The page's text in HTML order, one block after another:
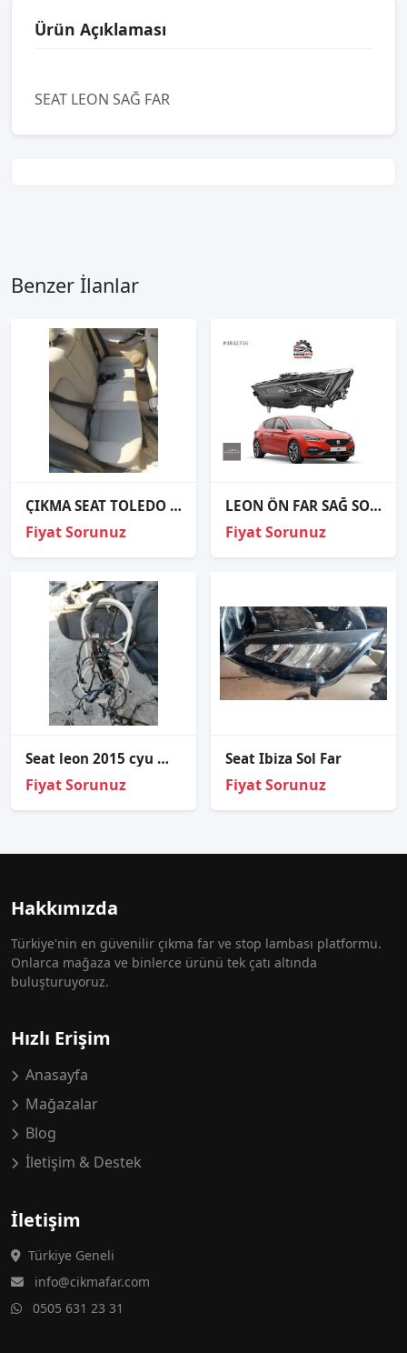
Ürün Açıklaması
SEAT LEON SAĞ FAR
Benzer İlanlar
ÇIKMA SEAT TOLEDO ARKA KOLTUK
Fiyat Sorunuz
LEON ÖN FAR SAĞ SOL LED 2020 2021 2022 2023 / SIFIR VALEO
Fiyat Sorunuz
Seat leon 2015 cyu motor ön dış tesisat
Fiyat Sorunuz
Seat Ibiza Sol Far
Fiyat Sorunuz
Hakkımızda
Türkiye'nin en güvenilir çıkma far ve stop lambası platformu.
Onlarca mağaza ve binlerce ürünü tek çatı altında
buluşturuyoruz.
Hızlı Erişim
Anasayfa
Mağazalar
Blog
İletişim & Destek
İletişim
Türkiye Geneli
info@cikmafar.com
0505 631 23 31